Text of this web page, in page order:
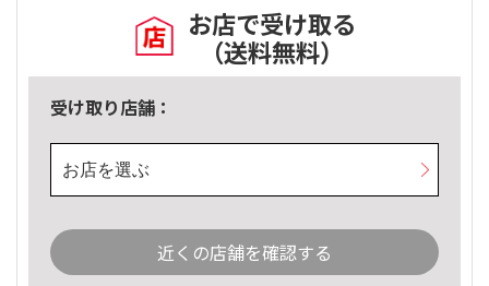
お店で受け取る
（送料無料）
受け取り店舗：
お店を選ぶ
近くの店舗を確認する